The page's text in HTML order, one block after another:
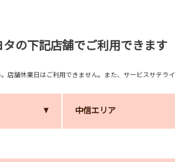
の下記店舗でご利用できます
店舗休業日はご利用できません。また、サービスサテラ
中信エリア